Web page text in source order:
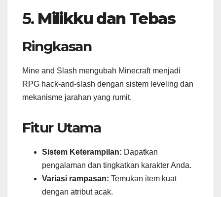
5. Milikku dan Tebas
Ringkasan
Mine and Slash mengubah Minecraft menjadi
RPG hack-and-slash dengan sistem leveling dan
mekanisme jarahan yang rumit.
Fitur Utama
Sistem Keterampilan: Dapatkan
pengalaman dan tingkatkan karakter Anda.
Variasi rampasan: Temukan item kuat
dengan atribut acak.